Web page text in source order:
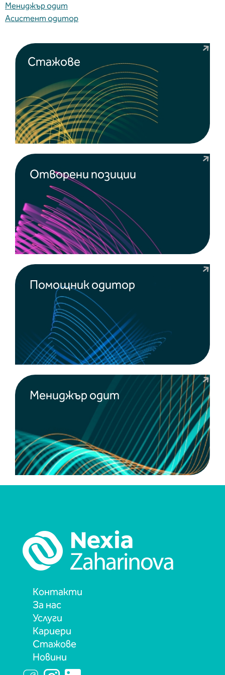
Мениджър одит
Асистент одитор
Стажове
Отворени позиции
Помощник одитор
Мениджър одит
Контакти
За нас
Услуги
Кариери
Стажове
Новини